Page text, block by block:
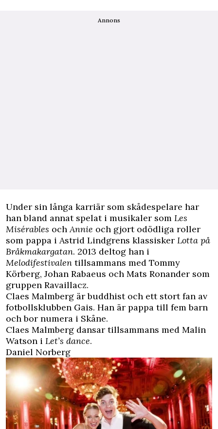
Annons
Under sin långa karriär som skådespelare har
han bland annat spelat i musikaler som Les
Misérables ochAnnie och gjort odödliga roller
som pappa i Astrid Lindgrens klassisker Lotta på
Bråkmakargatan. 2013 deltog han i
Melodifestivalen tillsammans med Tommy
Körberg, Johan Rabaeus och Mats Ronander som
gruppen Ravaillacz.
Claes Malmberg är buddhist och ett stort fan av
fotbollsklubben Gais. Han är pappa till fem barn
och bor numera i Skåne.
Claes Malmberg dansar tillsammans med Malin
Watson i Let’s dance.
Daniel Norberg